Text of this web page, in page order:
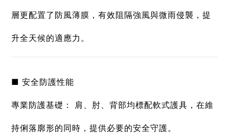
層更配置了 防風薄膜 ，有效阻隔強風與微雨侵襲，提
升全天候的適應力。
■ 安全防護性能
專業防護基礎： 肩、肘、背部均標配軟式護具，在維
持俐落廓形的同時，提供必要的安全守護。